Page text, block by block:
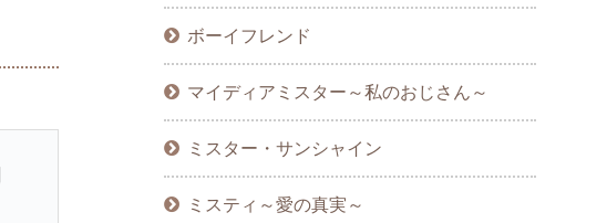
ボーイフレンド
マイディアミスター～私のおじさん～
ミスター・サンシャイン
ミスティ～愛の真実～